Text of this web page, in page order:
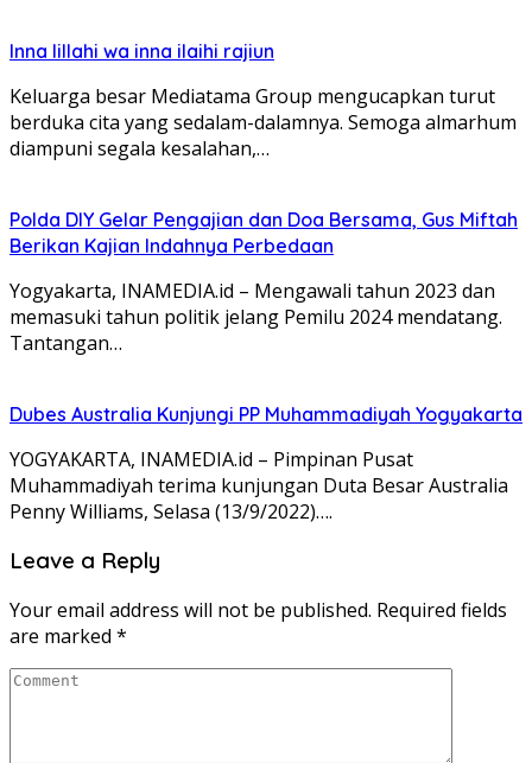
Inna lillahi wa inna ilaihi rajiun
Keluarga besar Mediatama Group mengucapkan turut
berduka cita yang sedalam-dalamnya. Semoga almarhum
diampuni segala kesalahan,…
Polda DIY Gelar Pengajian dan Doa Bersama, Gus Miftah
Berikan Kajian Indahnya Perbedaan
Yogyakarta, INAMEDIA.id – Mengawali tahun 2023 dan
memasuki tahun politik jelang Pemilu 2024 mendatang.
Tantangan…
Dubes Australia Kunjungi PP Muhammadiyah Yogyakarta
YOGYAKARTA, INAMEDIA.id – Pimpinan Pusat
Muhammadiyah terima kunjungan Duta Besar Australia
Penny Williams, Selasa (13/9/2022)….
Leave a Reply
Your email address will not be published. Required fields
are marked *